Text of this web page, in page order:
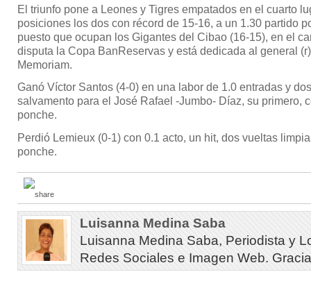
El triunfo pone a Leones y Tigres empatados en el cuarto
posiciones los dos con récord de 15-16, a un 1.30 partido
puesto que ocupan los Gigantes del Cibao (16-15), en el
disputa la Copa BanReservas y está dedicada al general
Memoriam.
Ganó Víctor Santos (4-0) en una labor de 1.0 entradas y
salvamento para el José Rafael -Jumbo- Díaz, su primero,
ponche.
Perdió Lemieux (0-1) con 0.1 acto, un hit, dos vueltas
ponche.
Luisanna Medina Saba
Luisanna Medina Saba, Periodista y
Redes Sociales e Imagen Web.